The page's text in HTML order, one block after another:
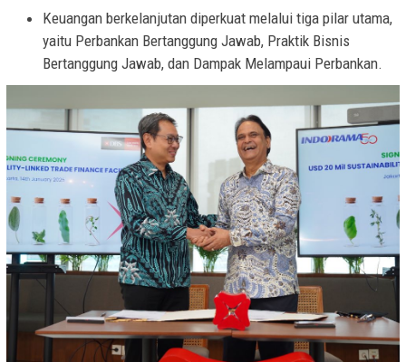
Keuangan berkelanjutan diperkuat melalui tiga pilar utama,
yaitu Perbankan Bertanggung Jawab, Praktik Bisnis
Bertanggung Jawab, dan Dampak Melampaui Perbankan.